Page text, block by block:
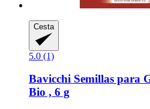
Cesta
5.0 (1)
Bavicchi Semillas para
Bio , 6 g